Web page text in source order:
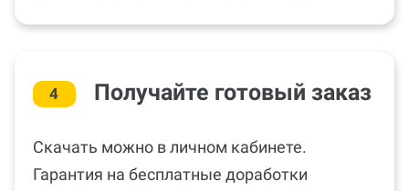
4 Получайте готовый заказ
Скачать можно в личном кабинете.
Гарантия на бесплатные доработки